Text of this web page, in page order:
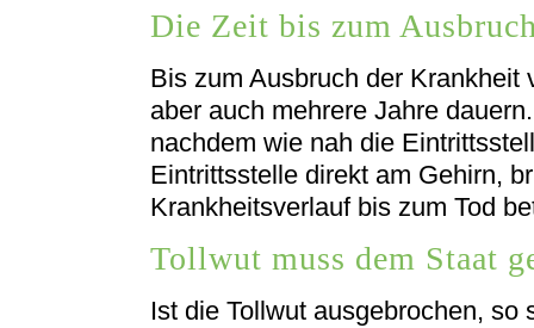
Die Zeit bis zum
Bis zum Ausbruch der
aber auch mehrere Jahre
nachdem wie nah die
Eintrittsstelle direkt am Gehirn,
Krankheitsverlauf bis zum Tod
Tollwut muss dem Staat
Ist die Tollwut ausgebrochen,